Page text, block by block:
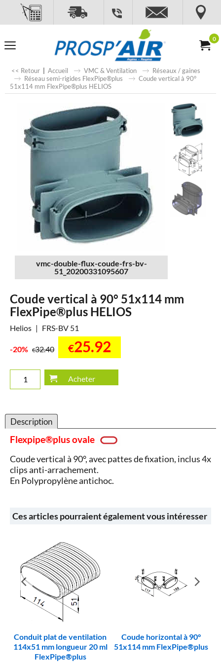
0
<< Retour | Accueil VMC & Ventilation
Réseaux / gaines
Réseau semi-rigides FlexPipe®plus
Coude vertical à 90°
51x114 mm FlexPipe®plus HELIOS
vmc-double-flux-coude-frs-bv-
51_20200331095607
Coude vertical à 90° 51x114 mm
FlexPipe®plus HELIOS
Helios FRS-BV 51
-20% €32.40 €25.92
Acheter
Description
Flexpipe®plus ovale
Coude vertical à 90°, avec pattes de fixation, inclus 4x
clips anti-arrachement.
En Polypropylène antichoc.
Ces articles pourraient également vous intéresser
Conduit plat de ventilation
114x51 mm longueur 20 ml
FlexPipe®plus
Coude horizontal à 90°
51x114 mm FlexPipe®plus